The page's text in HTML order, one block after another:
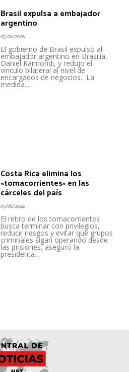
Brasil expulsa a embajador
argentino
05/08/2026
El gobierno de Brasil expulsó al
embajador argentino en Brasilia,
Daniel Raimondi, y redujo el
vínculo bilateral al nivel de
encargados de negocios. La
medida...
Costa Rica elimina los
«tomacorrientes» en las
cárceles del país
05/08/2026
El retiro de los tomacorrientes
busca terminar con privilegios,
reducir riesgos y evitar que grupos
criminales sigan operando desde
las prisiones, aseguró la
presidenta...